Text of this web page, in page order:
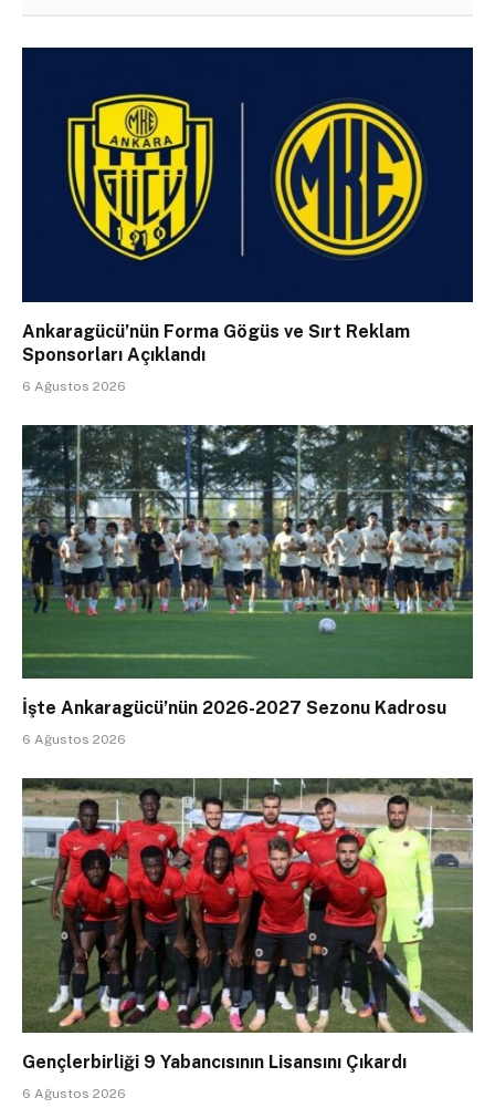
Ankaragücü’nün Forma Gögüs ve Sırt Reklam
Sponsorları Açıklandı
6 Ağustos 2026
İşte Ankaragücü’nün 2026-2027 Sezonu Kadrosu
6 Ağustos 2026
Gençlerbirliği 9 Yabancısının Lisansını Çıkardı
6 Ağustos 2026